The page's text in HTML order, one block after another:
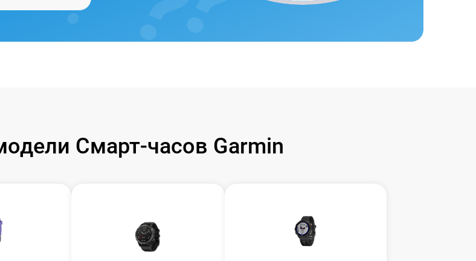
Смарт-часов Garmin